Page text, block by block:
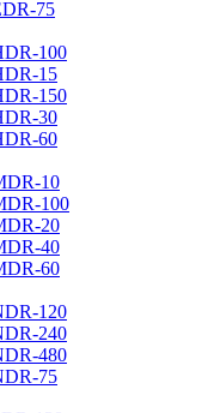
75
100
15
150
30
60
10
100
20
40
60
120
240
480
75